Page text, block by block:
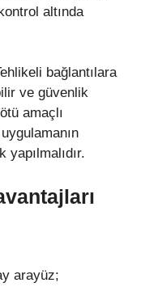
altında
bağlantılara
ve güvenlik
amaçlı
arayüz;